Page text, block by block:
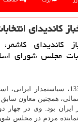
كاندیدای
كاندیدای
مجلس شورای
دکتر محمد رضا خبار متولد 1335، سیاستمدار
همچنین معاون سابق
بود. وی در چهار
مردم در مجلس